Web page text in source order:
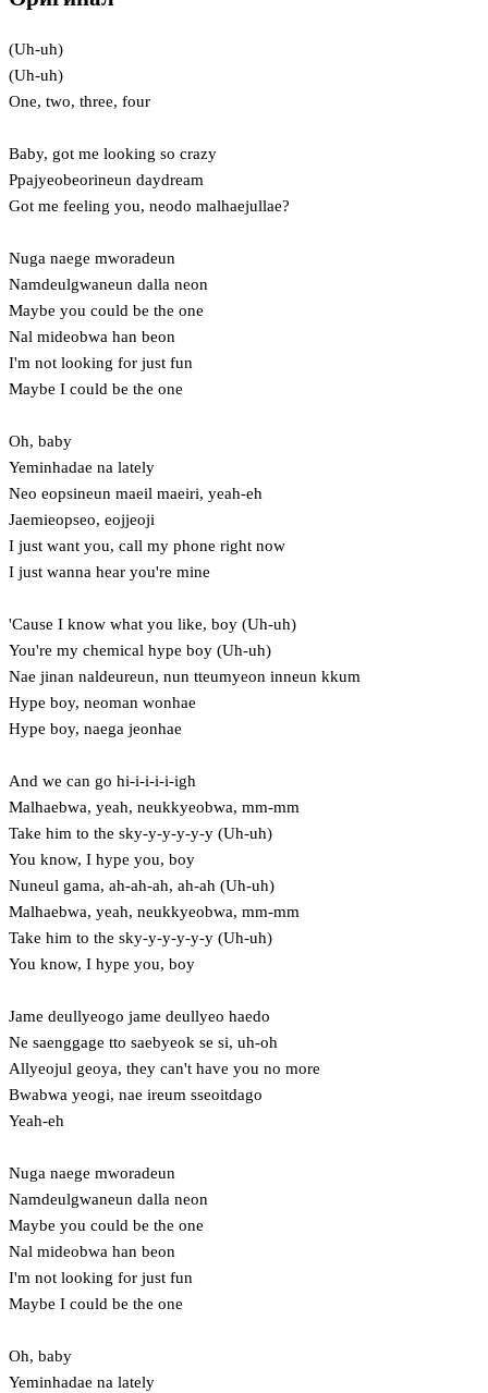
(Uh-uh)
(Uh-uh)
One, two, three, four
Baby, got me looking so crazy
Ppajyeobeorineun daydream
Got me feeling you, neodo malhaejullae?
Nuga naege mworadeun
Namdeulgwaneun dalla neon
Maybe you could be the one
Nal mideobwa han beon
I'm not looking for just fun
Maybe I could be the one
Oh, baby
Yeminhadae na lately
Neo eopsineun maeil maeiri, yeah-eh
Jaemieopseo, eojjeoji
I just want you, call my phone right now
I just wanna hеar you're mine
'Cause I know what you likе, boy (Uh-uh)
You're my chemical hype boy (Uh-uh)
Nae jinan naldeureun, nun tteumyeon inneun kkum
Hype boy, neoman wonhae
Hype boy, naega jeonhae
And we can go hi-i-i-i-i-igh
Malhaebwa, yeah, neukkyeobwa, mm-mm
Take him to the sky-y-y-y-y-y (Uh-uh)
You know, I hype you, boy
Nuneul gama, ah-ah-ah, ah-ah (Uh-uh)
Malhaebwa, yeah, neukkyeobwa, mm-mm
Take him to the sky-y-y-y-y-y (Uh-uh)
You know, I hype you, boy
Jame deullyeogo jame deullyeo haedo
Ne saenggage tto saebyeok se si, uh-oh
Allyeojul geoya, they can't have you no more
Bwabwa yeogi, nae ireum sseoitdago
Yeah-eh
Nuga naege mworadeun
Namdeulgwaneun dalla neon
Maybe you could be the one
Nal mideobwa han beon
I'm not looking for just fun
Maybe I could be the one
Oh, baby
Yeminhadae na lately